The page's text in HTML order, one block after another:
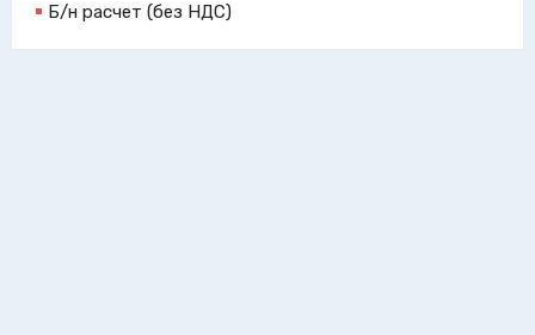
Б/н расчет (без НДС)